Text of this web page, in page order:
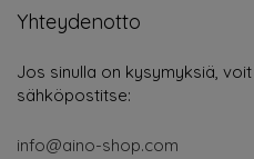
Yhteydenotto
Jos sinulla on kysymyksiä,
sähköpostitse:
info@aino-shop.com